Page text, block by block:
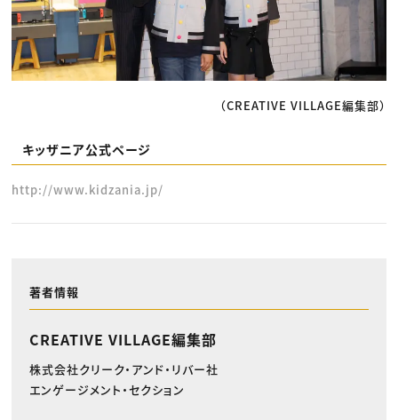
（CREATIVE VILLAGE編集部）
キッザニア公式ページ
http://www.kidzania.jp/
著者情報
CREATIVE VILLAGE編集部
株式会社クリーク・アンド・リバー社
エンゲージメント・セクション